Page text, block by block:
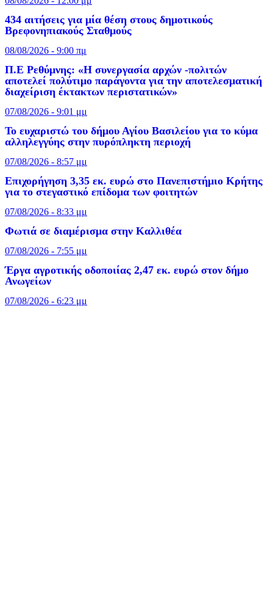
434 αιτήσεις για μία θέση στους δημοτικούς
Βρεφονηπιακούς Σταθμούς
08/08/2026 - 9:00 πμ
Π.Ε Ρεθύμνης: «Η συνεργασία αρχών -πολιτών
αποτελεί πολύτιμο παράγοντα για την αποτελεσματική
διαχείριση έκτακτων περιστατικών»
07/08/2026 - 9:01 μμ
Το ευχαριστώ του δήμου Αγίου Βασιλείου για το κύμα
αλληλεγγύης στην πυρόπληκτη περιοχή
07/08/2026 - 8:57 μμ
Επιχορήγηση 3,35 εκ. ευρώ στο Πανεπιστήμιο Κρήτης
για το στεγαστικό επίδομα των φοιτητών
07/08/2026 - 8:33 μμ
Φωτιά σε διαμέρισμα στην Καλλιθέα
07/08/2026 - 7:55 μμ
Έργα αγροτικής οδοποιίας 2,47 εκ. ευρώ στον δήμο
Ανωγείων
07/08/2026 - 6:23 μμ